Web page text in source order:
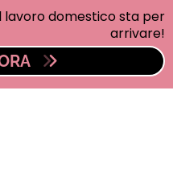
lavoro domestico sta per
arrivare!